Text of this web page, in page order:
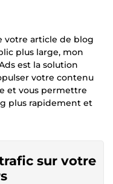
votre article de blog
plus large, mon
est la solution
votre contenu
et vous permettre
plus rapidement et
sur votre